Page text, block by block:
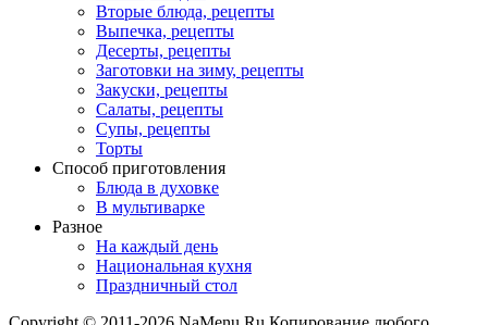
Вторые блюда, рецепты
Выпечка, рецепты
Десерты, рецепты
Заготовки на зиму, рецепты
Закуски, рецепты
Салаты, рецепты
Супы, рецепты
Торты
Способ приготовления
Блюда в духовке
В мультиварке
Разное
На каждый день
Национальная кухня
Праздничный стол